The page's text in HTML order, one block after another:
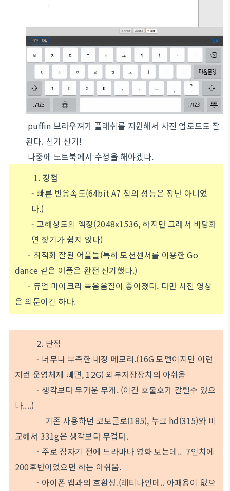
puffin 브라우져가 플래쉬를 지원해서 사진 업로드도 잘
된다. 신기 신기!
나중에 노트북에서 수정을 해야겠다.
1. 장점
- 빠른 반응속도(64bit A7 칩의 성능은 장난 아니었
다.)
- 고해상도의 액정(2048x1536, 하지만 그래서 바탕화
면 찾기가 쉽지 않다)
- 최적화 잘된 어플들(특히 모션센서를 이용한 Go
dance 같은 어플은 완전 신기했다.)
- 듀얼 마이크라 녹음음질이 좋아졌다. 다만 사진 영상
은 의문이긴 하다.
2. 단점
- 너무나 부족한 내장 메모리.(16G 모델이지만 이런
저런 운영체제 빼면, 12G) 외부저장장치의 아쉬움
- 생각보다 무거운 무게. (이건 호불호가 갈릴수 있으
나....)
기존 사용하던 코보글로(185), 누크 hd(315)와 비
교해서 331g은 생각보다 무겁다.
- 주로 잠자기 전에 드라마나 영화 보는데.. 7인치에
200후반이었으면 하는 아쉬움.
- 아이폰 앱과의 호환성.(레티나인데.. 아패용이 없으